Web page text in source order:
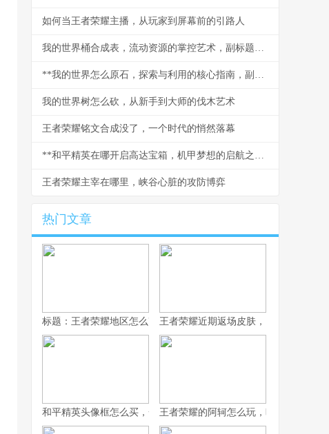
如何当王者荣耀主播，从玩家到屏幕前的引路人
我的世界桶合成表，流动资源的掌控艺术，副标题，从铁锭到海洋的工艺之旅
**我的世界怎么原石，探索与利用的核心指南，副标题，从挖掘到精通的资源哲学**
我的世界树怎么砍，从新手到大师的伐木艺术
王者荣耀铭文合成没了，一个时代的悄然落幕
**和平精英在哪开启高达宝箱，机甲梦想的启航之门**
王者荣耀主宰在哪里，峡谷心脏的攻防博弈
热门文章
标题：王者荣耀地区怎么改，资深玩家手把手教你
王者荣耀近期返场皮肤，旧梦重燃的
和平精英头像框怎么买，一份资深玩家的选购指南，副标题，从获
王者荣耀的阿轲怎么玩，暗影刀锋的狩